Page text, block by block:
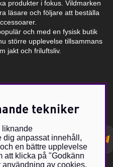
produkter i fokus. Vildmarken
läsare och följare att beställa
och med en fysisk butik
större upplevelse tillsammans
jakt och friluftsliv.
till din e-post!*
tekniker
liknande
dig anpassat innehåll,
en bättre upplevelse
att klicka på "Godkänn
av cookies.